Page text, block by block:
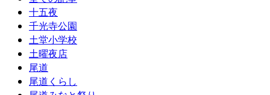
十五夜
千光寺公園
土堂小学校
土曜夜店
尾道
尾道くらし